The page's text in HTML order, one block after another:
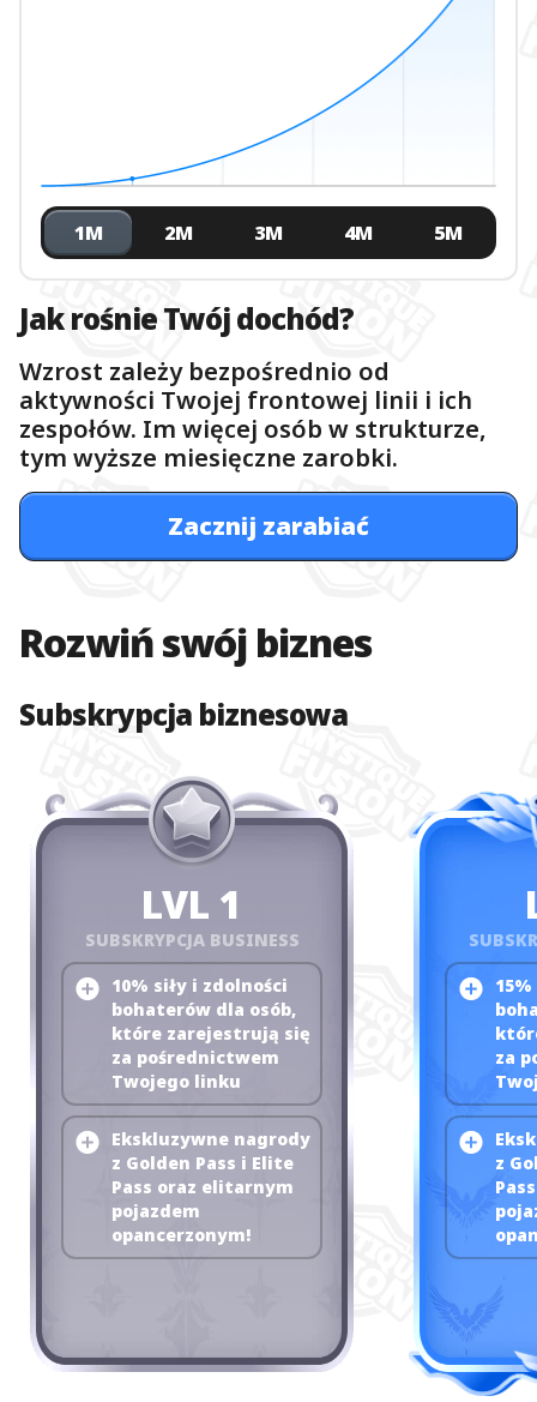
Jak rośnie Twój dochód?
Wzrost zależy bezpośrednio od
aktywności Twojej frontowej linii i ich
zespołów. Im więcej osób w strukturze,
tym wyższe miesięczne zarobki.
Zacznij zarabiać
1M 2M 3M 4M 5M
Rozwiń swój biznes
Subskrypcja biznesowa
LVL 1
SUBSKRYPCJA BUSINESS
10% siły i zdolności
bohaterów dla osób,
które zarejestrują się
za pośrednictwem
Twojego linku
Ekskluzywne nagrody
z Golden Pass i Elite
Pass oraz elitarnym
pojazdem
opancerzonym!
za
z